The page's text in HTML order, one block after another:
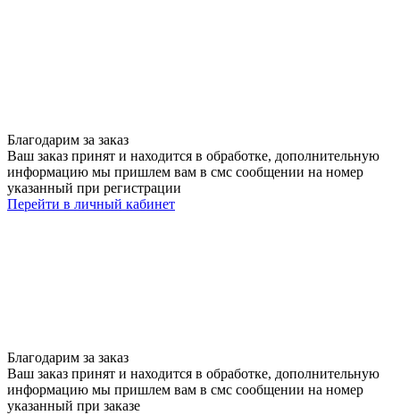
Благодарим за заказ
Ваш заказ принят и находится в обработке, дополнительную
информацию мы пришлем вам в смс сообщении на номер
указанный при регистрации
Перейти в личный кабинет
Благодарим за заказ
Ваш заказ принят и находится в обработке, дополнительную
информацию мы пришлем вам в смс сообщении на номер
указанный при заказе